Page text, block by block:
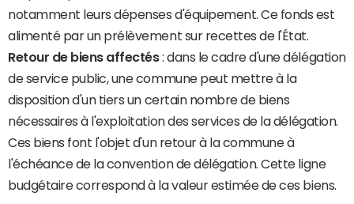
notamment leurs dépenses d'équipement. Ce fonds est
alimenté par un prélèvement sur recettes de l'État.
Retour de biens affectés: dans le cadre d'une délégation
de service public, une commune peut mettre à la
disposition d'un tiers un certain nombre de biens
nécessaires à l'exploitation des services de la délégation.
Ces biens font l'objet d'un retour à la commune à
l'échéance de la convention de délégation. Cette ligne
budgétaire correspond à la valeur estimée de ces biens.